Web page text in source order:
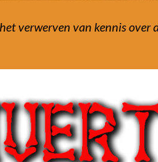
verwerven van kennis over